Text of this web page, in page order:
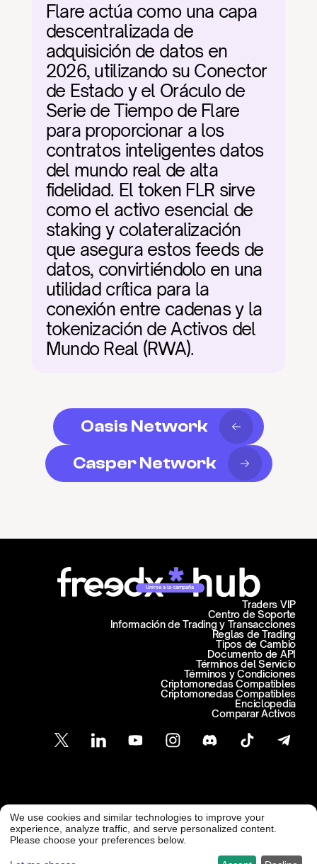
Flare actúa como una capa
descentralizada de
adquisición de datos en
2026, utilizando su Conector
de Estado y el Oráculo de
Serie de Tiempo de Flare
para proporcionar a los
contratos inteligentes datos
del mundo real de alta
fidelidad. El token FLR sirve
como el activo esencial de
staking y colateralización
que asegura estos feeds de
datos, convirtiéndolo en una
utilidad crítica para la
conexión entre cadenas y la
tokenización de Activos del
Mundo Real (RWA).
Oasis Network
Casper Network
Unirse a la campaña
Centro de Soporte
Información de Trading y Transacciones
Traders VIP
Reglas de Trading
Tipos de Cambio
Documento de API
Términos del Servicio
Términos y Condiciones
Criptomonedas Compatibles
Criptomonedas Compatibles
Enciclopedia
Comparar Activos
Atención al Cliente
support@freedx.com @ Freedx 2026
We use cookies and similar technologies to improve your
experience, analyze traffic, and serve personalized content.
Please choose your preferences below.